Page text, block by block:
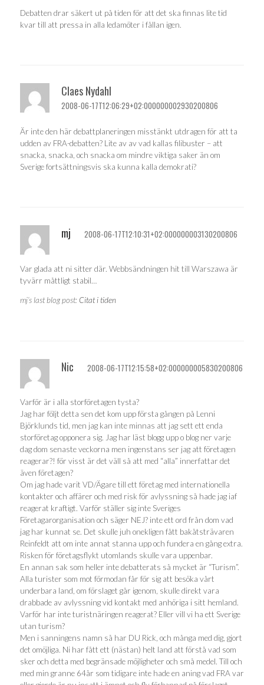
Debatten drar säkert ut på tiden för att det ska finnas lite tid
kvar till att pressa in alla ledamöter i fållan igen.
Claes Nydahl
2008-06-17T12:06:29+02:000000002930200806
Är inte den här debattplaneringen misstänkt utdragen för att ta
udden av FRA-debatten? Lite av av vad kallas filibuster – att
snacka, snacka, och snacka om mindre viktiga saker än om
Sverige fortsättningsvis ska kunna kalla demokrati?
mj 2008-06-17T12:10:31+02:000000003130200806
Var glada att ni sitter där. Webbsändningen hit till Warszawa är
tyvärr måttligt stabil…
mj’s last blog post: Citat i tiden
Nic 2008-06-17T12:15:58+02:000000005830200806
Varför är i alla storföretagen tysta?
Jag har följt detta sen det kom upp första gången på Lenni
Björklunds tid, men jag kan inte minnas att jag sett ett enda
storföretag opponera sig. Jag har läst blogg upp o blog ner varje
dag dom senaste veckorna men ingenstans ser jag att företagen
reagerar?! för visst är det väll så att med “alla” innerfattar det
även företagen?
Om jag hade varit VD/Ägare till ett företag med internationella
kontakter och affärer och med risk för avlyssning så hade jag iaf
reagerat kraftigt. Varför ställer sig inte Sveriges
Företagarorganisation och säger NEJ? inte ett ord från dom vad
jag har kunnat se. Det skulle juh onekligen fått bakåtsträvaren
Reinfeldt att om inte annat stanna upp och fundera en gång extra.
Risken för företagsflykt utomlands skulle vara uppenbar.
En annan sak som heller inte debatterats så mycket är “Turism”.
Alla turister som mot förmodan får för sig att besöka vårt
underbara land, om förslaget går igenom, skulle direkt vara
drabbade av avlyssning vid kontakt med anhöriga i sitt hemland.
Varför har inte turistnäringen reagerat? Eller vill vi ha ett Sverige
utan turism?
Men i sanningens namn så har DU Rick, och många med dig, gjort
det omöjliga. Ni har fått ett (nästan) helt land att förstå vad som
sker och detta med begränsade möjligheter och små medel. Till och
med min granne 64år som tidigare inte hade en aning vad FRA var